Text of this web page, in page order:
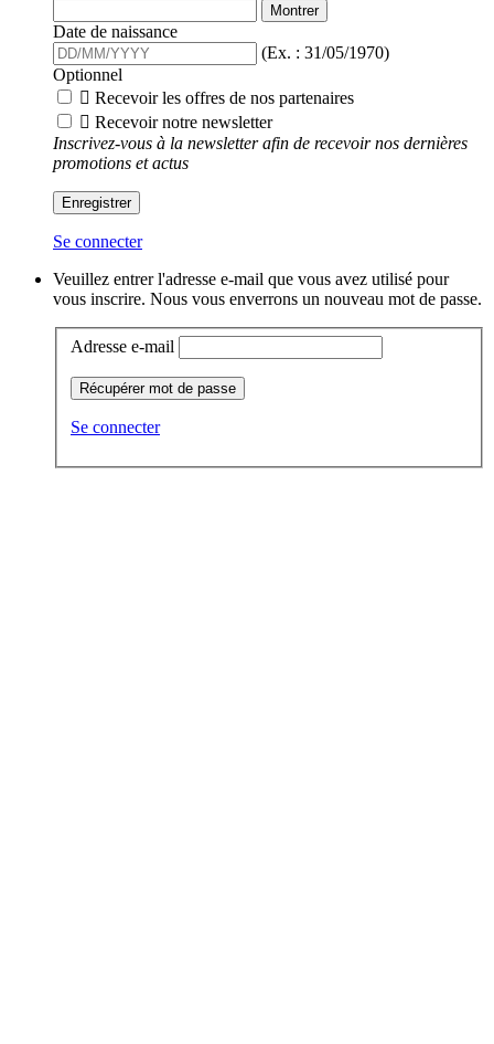
Montrer
Date de naissance
(Ex. : 31/05/1970)
Optionnel
 Recevoir les offres de nos partenaires
 Recevoir notre newsletter
Inscrivez-vous à la newsletter afin de recevoir nos dernières
promotions et actus
Enregistrer
Se connecter
Veuillez entrer l'adresse e-mail que vous avez utilisé pour
vous inscrire. Nous vous enverrons un nouveau mot de passe.
Adresse e-mail
Récupérer mot de passe
Se connecter